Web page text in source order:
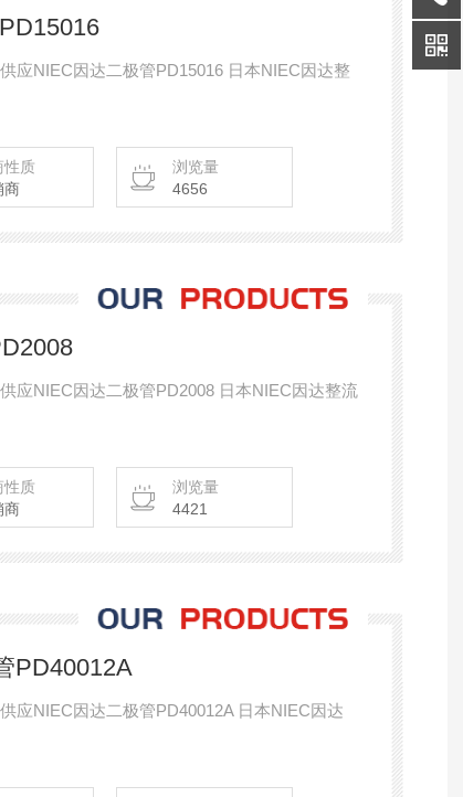
应NIEC因达二极管PD15016 日本NIEC因达整
性质
商
浏览量
4656
应NIEC因达二极管PD2008 日本NIEC因达整流
性质
商
浏览量
4421
PD40012A
应NIEC因达二极管PD40012A 日本NIEC因达